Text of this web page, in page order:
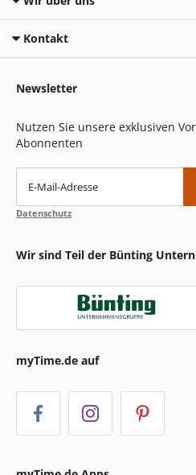
Kontakt
Newsletter
Nutzen Sie unsere exklusiven
Abonnenten
E-Mail-Adresse
Datenschutz
Wir sind Teil der Bünting
myTime.de auf